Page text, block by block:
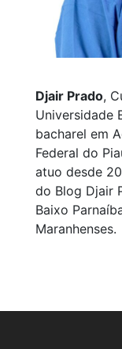
Djair Prado,
Universidade
bacharel em
Federal do
atuo desde
do Blog Djair
Baixo
Maranhenses.